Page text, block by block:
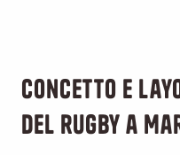
Concetto e
del rugby a